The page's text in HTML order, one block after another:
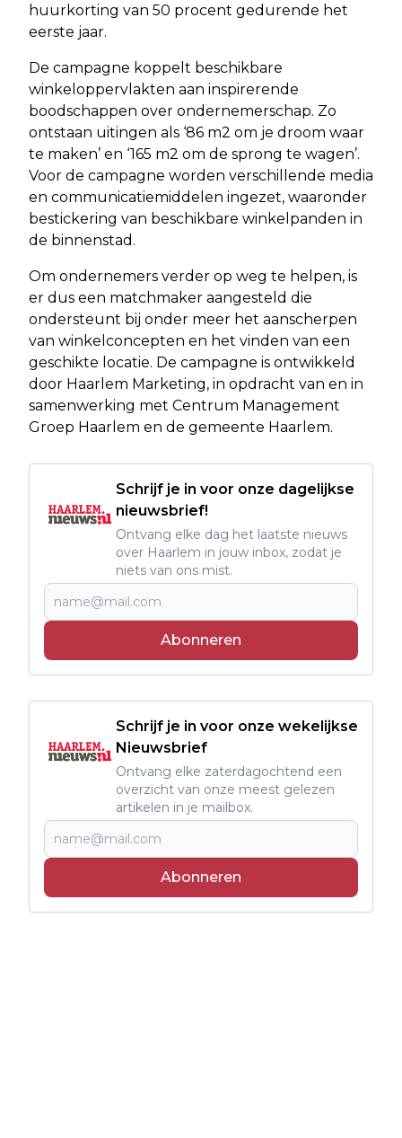
huurkorting van 50 procent gedurende het
eerste jaar.
De campagne koppelt beschikbare
winkeloppervlakten aan inspirerende
boodschappen over ondernemerschap. Zo
ontstaan uitingen als ‘86 m2 om je droom waar
te maken’ en ‘165 m2 om de sprong te wagen’.
Voor de campagne worden verschillende media
en communicatiemiddelen ingezet, waaronder
bestickering van beschikbare winkelpanden in
de binnenstad.
Om ondernemers verder op weg te helpen, is
er dus een matchmaker aangesteld die
ondersteunt bij onder meer het aanscherpen
van winkelconcepten en het vinden van een
geschikte locatie. De campagne is ontwikkeld
door Haarlem Marketing, in opdracht van en in
samenwerking met Centrum Management
Groep Haarlem en de gemeente Haarlem.
Schrijf je in voor onze dagelijkse
nieuwsbrief!
Ontvang elke dag het laatste nieuws
over Haarlem in jouw inbox, zodat je
niets van ons mist.
Abonneren
Schrijf je in voor onze wekelijkse
Nieuwsbrief
Ontvang elke zaterdagochtend een
overzicht van onze meest gelezen
artikelen in je mailbox.
Abonneren